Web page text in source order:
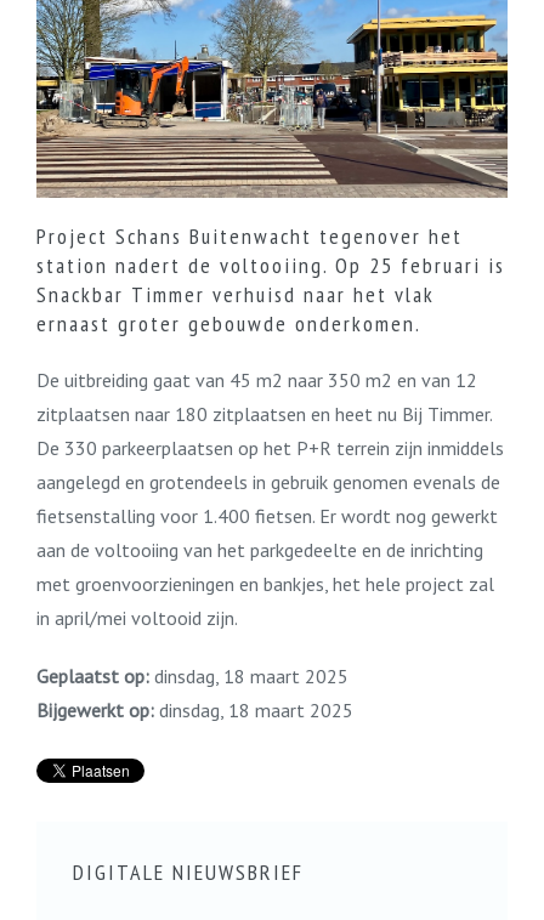
Project Schans Buitenwacht tegenover het
station nadert de voltooiing. Op 25 februari is
Snackbar Timmer verhuisd naar het vlak
ernaast groter gebouwde onderkomen.
De uitbreiding gaat van 45 m2 naar 350 m2 en van 12
zitplaatsen naar 180 zitplaatsen en heet nu Bij Timmer.
De 330 parkeerplaatsen op het P+R terrein zijn inmiddels
aangelegd en grotendeels in gebruik genomen evenals de
fietsenstalling voor 1.400 fietsen. Er wordt nog gewerkt
aan de voltooiing van het parkgedeelte en de inrichting
met groenvoorzieningen en bankjes, het hele project zal
in april/mei voltooid zijn.
Geplaatst op: dinsdag, 18 maart 2025
Bijgewerkt op: dinsdag, 18 maart 2025
DIGITALE NIEUWSBRIEF